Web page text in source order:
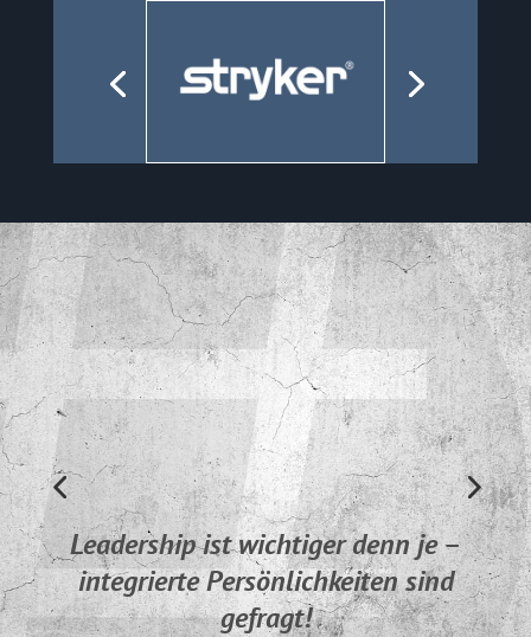
Leadership ist wichtiger denn je –
integrierte Persönlichkeiten sind
gefragt!